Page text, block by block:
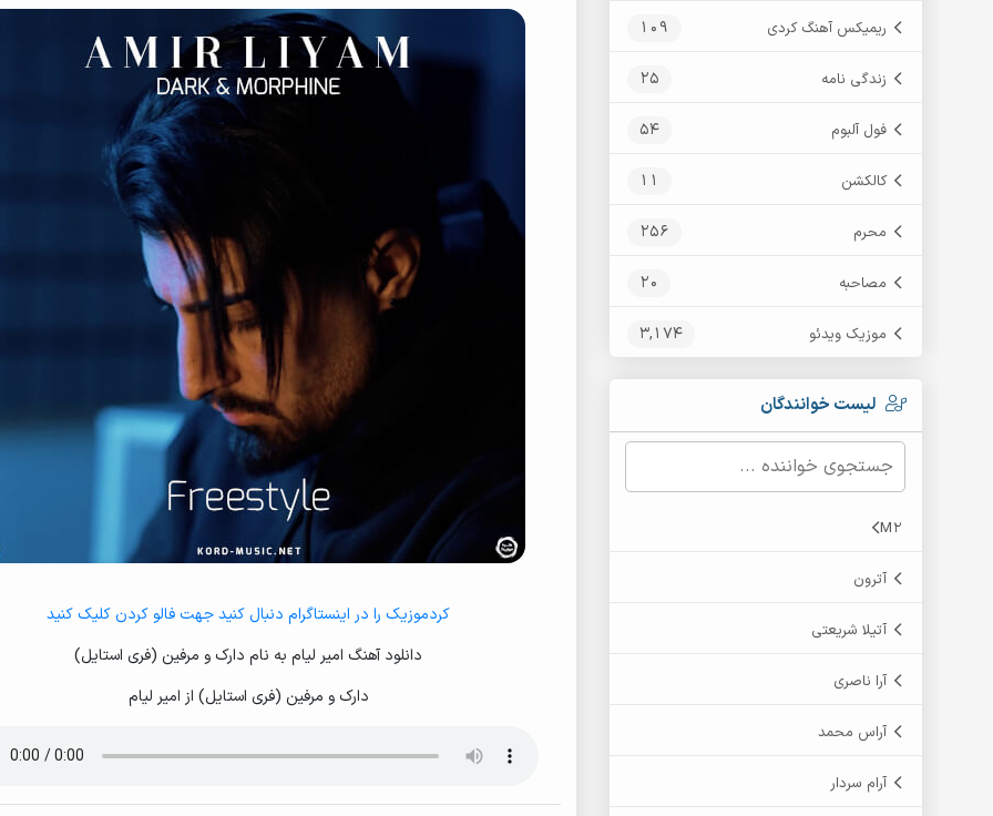
ریمیکس آهنگ کردی 109
زندگی نامه 25
فول آلبوم 54
کالکشن 11
محرم 256
مصاحبه 20
موزیک ویدئو 3,174
لیست خوانندگان
M2
آترون
آتیلا شریعتی
آرا ناصری
آراس محمد
آرام سردار
کردموزیک را در اینستاگرام دنبال کنید جهت فالو کردن کلیک کنید
دانلود آهنگ امیر لیام به نام دارک و مرفین (فری استایل)
دارک و مرفین (فری استایل) از امیر لیام